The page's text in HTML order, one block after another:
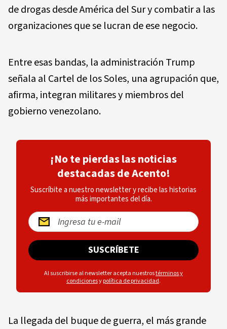
de drogas desde América del Sur y combatir a las
organizaciones que se lucran de ese negocio.
Entre esas bandas, la administración Trump
señala al Cartel de los Soles, una agrupación que,
afirma, integran militares y miembros del
gobierno venezolano.
¡No te pierdas las noticias
destacadas de Acento!
Suscríbite a nuestro newsletter y recibe las historias
más importantes del día.
SUSCRÍBETE
Al suscribirse al newsletter acepta nuestrostérminos y
condicionesypolítica de privacidad.
La llegada del buque de guerra, el más grande